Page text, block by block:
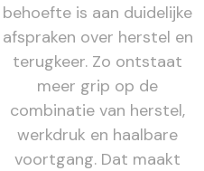
behoefte is aan duidelijke
afspraken over herstel en
terugkeer. Zo ontstaat
meer grip op de
combinatie van herstel,
werkdruk en haalbare
voortgang. Dat maakt